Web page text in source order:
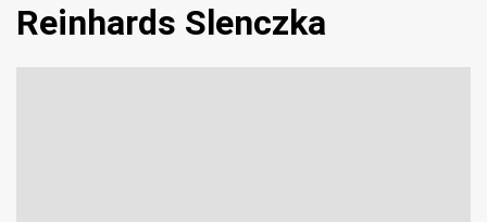
Reinhards Slenczka